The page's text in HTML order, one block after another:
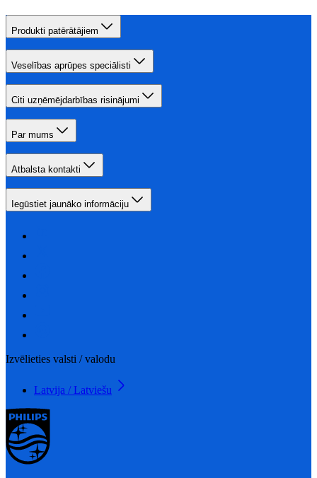
Produkti patērātājiem
Veselības aprūpes speciālisti
Citi uzņēmējdarbības risinājumi
Par mums
Atbalsta kontakti
Iegūstiet jaunāko informāciju
Izvēlieties valsti / valodu
Latvija / Latviešu